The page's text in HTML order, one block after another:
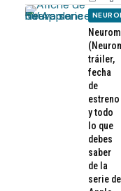
tráiler,
fecha
de
estreno
y todo
lo que
debes
saber
de la
serie de